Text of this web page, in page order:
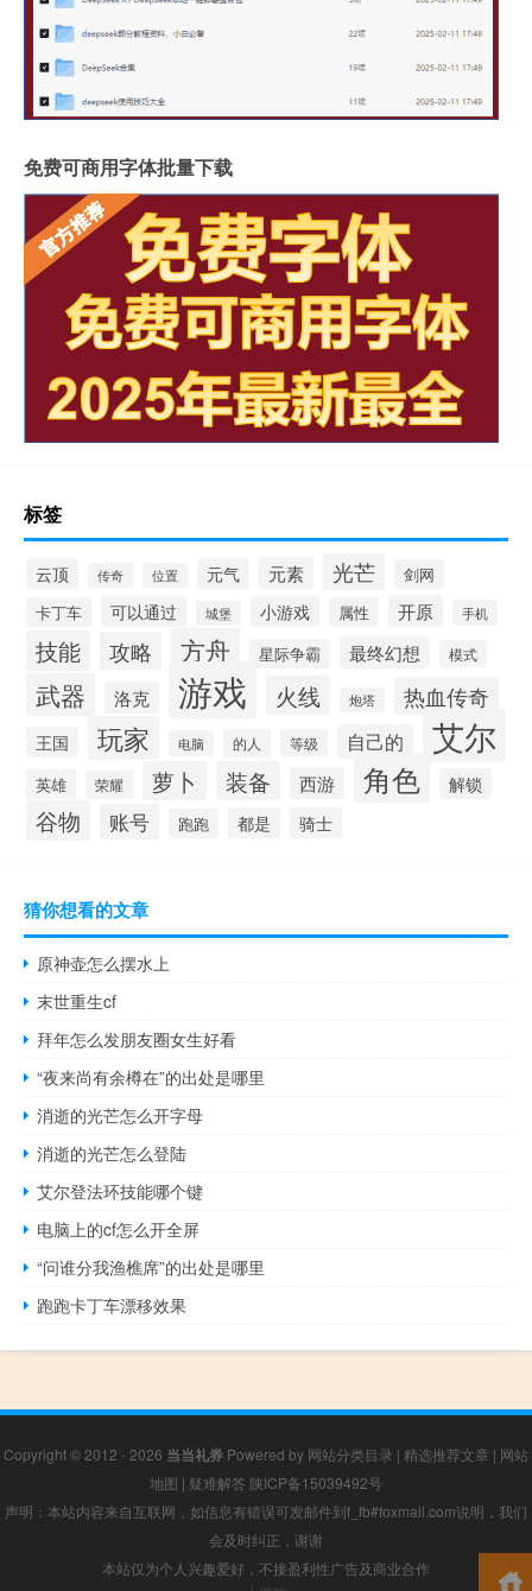
免费可商用字体批量下载
标签
云顶 传奇 位置 元气 元素 光芒
剑网
卡丁车
可以通过 城堡 小游戏 属性 开原 手机
技能 攻略 方舟 星际争霸 最终幻想 模式
武器 洛克 游戏 火线 炮塔 热血传奇
王国 玩家 电脑 的人 等级 自己的 艾尔
英雄 荣耀 萝卜 装备 西游 角色 解锁
谷物 账号 跑跑 都是 骑士
猜你想看的文章
原神壶怎么摆水上
末世重生cf
拜年怎么发朋友圈女生好看
“夜来尚有余樽在”的出处是哪里
消逝的光芒怎么开字母
消逝的光芒怎么登陆
艾尔登法环技能哪个键
电脑上的cf怎么开全屏
“问谁分我渔樵席”的出处是哪里
跑跑卡丁车漂移效果
Copyright © 2012 - 2026 当当礼券 Powered by 网站分类目录 | 精选推荐文章 | 网站
地图 | 疑难解答 陕ICP备15039492号
声明：本站内容来自互联网，如信息有错误可发邮件到f_fb#foxmail.com说明，我们
会及时纠正，谢谢
本站仅为个人兴趣爱好，不接盈利性广告及商业合作